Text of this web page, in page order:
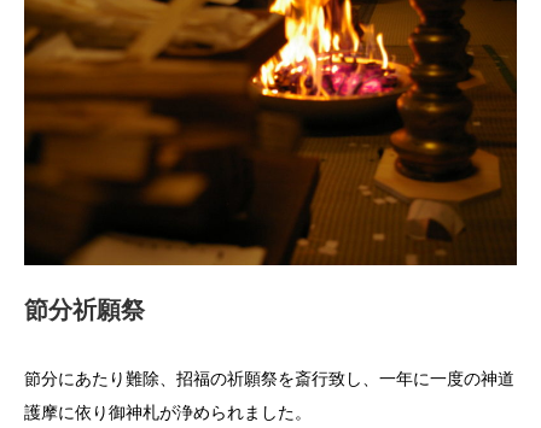
節分祈願祭
節分にあたり難除、招福の祈願祭を斎行致し、一年に一度の神道
護摩に依り御神札が浄められました。